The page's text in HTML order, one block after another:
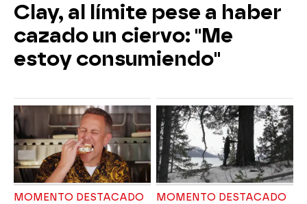
Clay, al límite pese a haber
cazado un ciervo: "Me
estoy consumiendo"
MOMENTO DESTACADO MOMENTO DESTACADO